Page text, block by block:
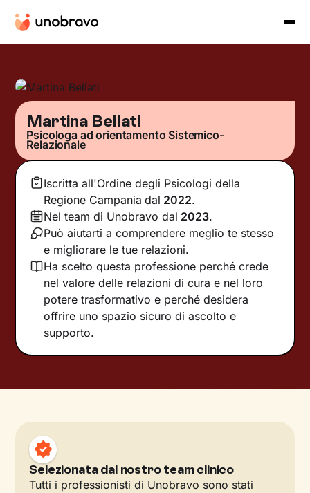
Martina Bellati
Psicologa ad orientamento Sistemico-
Relazionale
Iscritta all'Ordine degli Psicologi della
Regione Campania dal 2022.
Nel team di Unobravo dal 2023.
Può aiutarti a comprendere meglio te stesso
e migliorare le tue relazioni.
Ha scelto questa professione perché crede
nel valore delle relazioni di cura e nel loro
potere trasformativo e perché desidera
offrire uno spazio sicuro di ascolto e
supporto.
Selezionata dal nostro team clinico
Tutti i professionisti di Unobravo sono stati